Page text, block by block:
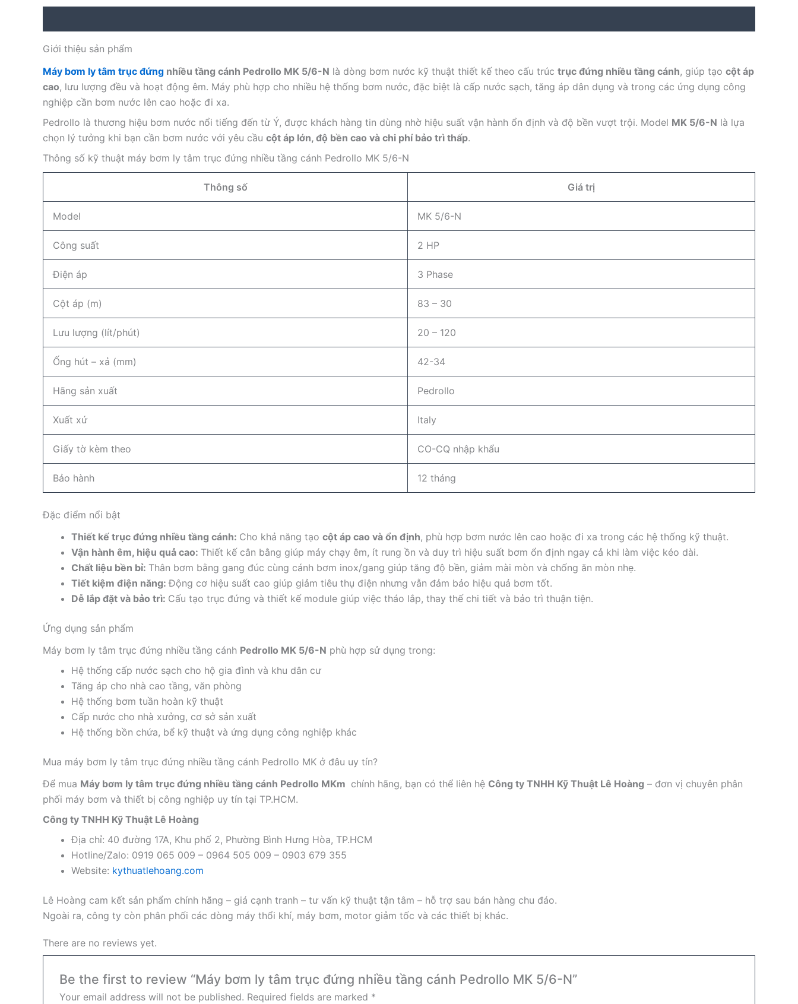
Giới thiệu sản phẩm
Máy bơm ly tâm trục đứng nhiều tầng cánh Pedrollo MK 5/6-N là dòng bơm nước kỹ thuật thiết kế theo cấu trúc trục đứng nhiều tầng cánh, giúp tạo cột áp
cao, lưu lượng đều và hoạt động êm. Máy phù hợp cho nhiều hệ thống bơm nước, đặc biệt là cấp nước sạch, tăng áp dân dụng và trong các ứng dụng công
nghiệp cần bơm nước lên cao hoặc đi xa.
Pedrollo là thương hiệu bơm nước nổi tiếng đến từ Ý, được khách hàng tin dùng nhờ hiệu suất vận hành ổn định và độ bền vượt trội. Model MK 5/6-N là lựa
chọn lý tưởng khi bạn cần bơm nước với yêu cầu cột áp lớn, độ bền cao và chi phí bảo trì thấp.
Thông số kỹ thuật máy bơm ly tâm trục đứng nhiều tầng cánh Pedrollo MK 5/6-N
Thông số Giá trị
Model MK 5/6-N
Công suất 2 HP
Điện áp 3 Phase
Cột áp (m) 83 – 30
Lưu lượng (lít/phút) 20 – 120
Ống hút – xả (mm) 42-34
Hãng sản xuất Pedrollo
Xuất xứ Italy
Giấy tờ kèm theo CO-CQ nhập khẩu
Bảo hành 12 tháng
Đặc điểm nổi bật
Thiết kế trục đứng nhiều tầng cánh: Cho khả năng tạo cột áp cao và ổn định, phù hợp bơm nước lên cao hoặc đi xa trong các hệ thống kỹ thuật.
Vận hành êm, hiệu quả cao: Thiết kế cân bằng giúp máy chạy êm, ít rung ồn và duy trì hiệu suất bơm ổn định ngay cả khi làm việc kéo dài.
Chất liệu bền bỉ: Thân bơm bằng gang đúc cùng cánh bơm inox/gang giúp tăng độ bền, giảm mài mòn và chống ăn mòn nhẹ.
Tiết kiệm điện năng:Động cơ hiệu suất cao giúp giảm tiêu thụ điện nhưng vẫn đảm bảo hiệu quả bơm tốt.
Dễ lắp đặt và bảo trì: Cấu tạo trục đứng và thiết kế module giúp việc tháo lắp, thay thế chi tiết và bảo trì thuận tiện.
Ứng dụng sản phẩm
Máy bơm ly tâm trục đứng nhiều tầng cánh Pedrollo MK 5/6-N phù hợp sử dụng trong:
Hệ thống cấp nước sạch cho hộ gia đình và khu dân cư
Tăng áp cho nhà cao tầng, văn phòng
Hệ thống bơm tuần hoàn kỹ thuật
Cấp nước cho nhà xưởng, cơ sở sản xuất
Hệ thống bồn chứa, bể kỹ thuật và ứng dụng công nghiệp khác
Mua máy bơm ly tâm trục đứng nhiều tầng cánh Pedrollo MK ở đâu uy tín?
Để mua Máy bơm ly tâm trục đứng nhiều tầng cánh Pedrollo MKm chính hãng, bạn có thể liên hệ Công ty TNHH Kỹ Thuật Lê Hoàng – đơn vị chuyên phân
phối máy bơm và thiết bị công nghiệp uy tín tại TP.HCM.
Công ty TNHH Kỹ Thuật Lê Hoàng
Địa chỉ: 40 đường 17A, Khu phố 2, Phường Bình Hưng Hòa, TP.HCM
Hotline/Zalo: 0919 065 009 – 0964 505 009 – 0903 679 355
Website: kythuatlehoang.com
Lê Hoàng cam kết sản phẩm chính hãng – giá cạnh tranh – tư vấn kỹ thuật tận tâm – hỗ trợ sau bán hàng chu đáo.
Ngoài ra, công ty còn phân phối các dòng máy thổi khí, máy bơm, motor giảm tốc và các thiết bị khác.
There are no reviews yet.
Be the first to review “Máy bơm ly tâm trục đứng nhiều tầng cánh Pedrollo MK 5/6-N”
Your email address will not be published. Required fields are marked *